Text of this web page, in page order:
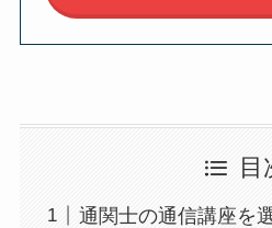
目
通関士の通信講座を